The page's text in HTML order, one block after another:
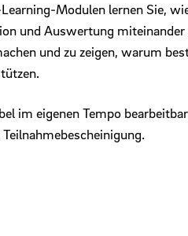
Modulen lernen Sie,
und Auswertung
und zu zeigen, warum
im eigenen Tempo